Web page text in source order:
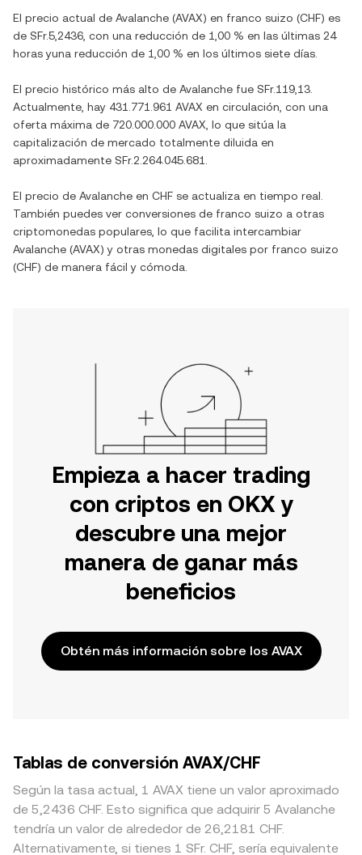
El precio actual de Avalanche (AVAX) en franco suizo (CHF) es
de SFr.5,2436 , con una reducción de 1,00 % en las últimas 24
horas yuna reducción de 1,00 % en los últimos siete días.
El precio histórico más alto de Avalanche fue SFr.119,13
Actualmente, hay 431.771.961 AVAX en circulación, con una
oferta máxima de 720.000.000 AVAX , lo que sitúa la
capitalización de mercado totalmente diluida en
aproximadamente SFr.2.264.045.681
El precio de Avalanche en CHF se actualiza en tiempo real.
También puedes ver conversiones de franco suizo a otras
criptomonedas populares, lo que facilita intercambiar
Avalanche (AVAX) y otras monedas digitales por franco suizo
(CHF) de manera fácil y cómoda.
Empieza a hacer trading
con criptos en OKX y
descubre una mejor
manera de ganar más
beneficios
Obtén más información sobre los AVAX
Tablas de conversión AVAX/CHF
Según la tasa actual, 1 AVAX tiene un valor aproximado
de 5,2436 CHF. Esto significa que adquirir 5 Avalanche
tendría un valor de alrededor de 26,2181 CHF.
Alternativamente, si tienes 1 SFr. CHF, sería equivalente